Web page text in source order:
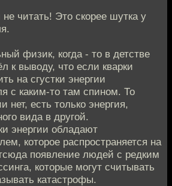
читать! Это скорее шутка у
физик, когда - то в детстве
к выводу, что если кварки
на сгустки энергии
с каким-то там спином. То
нет, есть только энергия,
вида в другой.
энергии обладают
которое распространяется на
появление людей с редким
которые могут считывать
катастрофы.